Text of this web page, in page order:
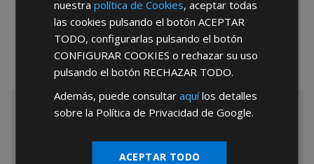
mayoristas.
nuestrapolítica de Cookies, aceptar todas
las cookies pulsando el botónACEPTAR
TODO, configurarlas pulsando el botón
CONFIGURAR COOKIES o rechazar su uso
pulsando el botón RECHAZAR TODO.
Además, puede consultaraquílos detalles
sobre la Política de Privacidad de Google.
ACEPTAR TODO